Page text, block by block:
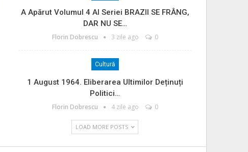
A Apărut Volumul 4 Al Seriei BRAZII SE FRÂNG,
DAR NU SE…
Florin Dobrescu 3 zile ago 0
Cultură
1 August 1964. Eliberarea Ultimilor Deținuți
Politici…
Florin Dobrescu 4 zile ago 0
LOAD MORE POSTS